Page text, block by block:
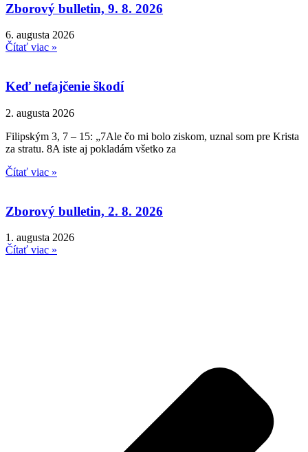
Zborový bulletin, 9. 8. 2026
6. augusta 2026
Čítať viac »
Keď nefajčenie škodí
2. augusta 2026
Filipským 3, 7 – 15: „7Ale čo mi bolo ziskom, uznal som pre Krista
za stratu. 8A iste aj pokladám všetko za
Čítať viac »
Zborový bulletin, 2. 8. 2026
1. augusta 2026
Čítať viac »